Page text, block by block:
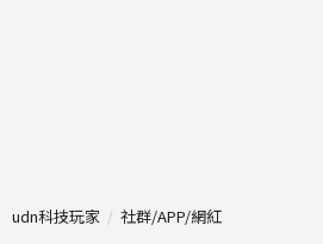
udn科技玩家 社群/APP/網紅